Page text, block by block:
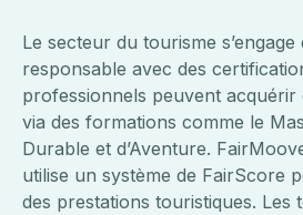
Le secteur du tourisme
responsable avec des
professionnels peuvent acquérir
via des formations comme le
Durable et d’Aventure.
utilise un système de FairScore
des prestations touristiques. Les